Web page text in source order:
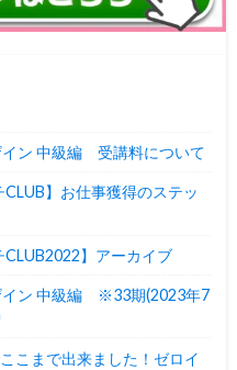
イン 中級編 受講料について
】お仕事獲得のステッ
】アーカイブ
イン 中級編 ※33期(2023年7
こまで出来ました！ゼロイ